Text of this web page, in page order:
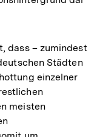
dass – zumindest
Städten
einzelner
meisten